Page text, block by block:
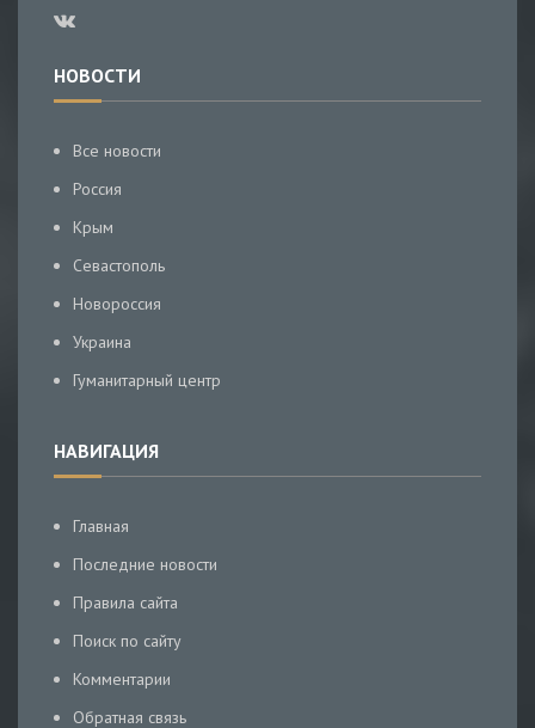
НОВОСТИ
Все новости
Россия
Крым
Севастополь
Новороссия
Украина
Гуманитарный центр
НАВИГАЦИЯ
Главная
Последние новости
Правила сайта
Поиск по сайту
Комментарии
Обратная связь